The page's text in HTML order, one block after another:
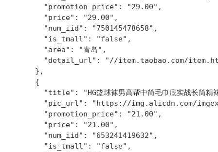
        "promotion_price": "29.00",
        "price": "29.00",
        "num_iid": "750145478658",
        "is_tmall": "false",
        "area": "青岛",
"detail_url": "//item.taobao.com/
      },
      {
"title": "HG篮球袜男高帮中筒毛巾底实战长筒精
"pic_url": "https://img.alicdn.com/
        "promotion_price": "21.00",
        "price": "21.00",
        "num_iid": "653241419632",
        "is_tmall": "false",